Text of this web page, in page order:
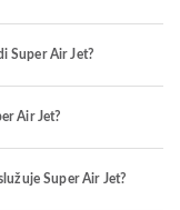
Super Air Jet?
Air Jet?
Super Air Jet?